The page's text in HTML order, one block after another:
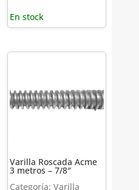
En stock
Varilla Roscada Acme
3 metros – 7/8″
Categoría: Varilla